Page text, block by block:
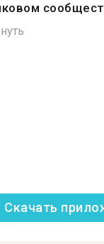
Скачать